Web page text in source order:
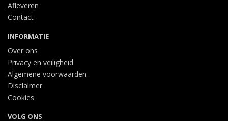
Afleveren
Contact
INFORMATIE
Over ons
Privacy en veiligheid
Algemene voorwaarden
Disclaimer
Cookies
VOLG ONS